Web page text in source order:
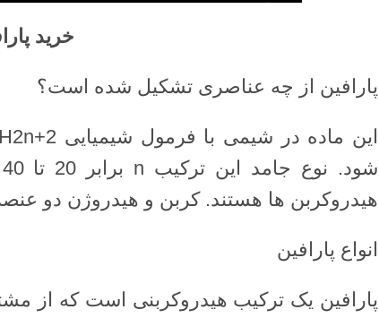
خرید
پارافین از چه عناصری تشکیل شده است؟
هیدروکربن ها هستند. کربن و هیدروژن دو
انواع پارافین
پارافین یک ترکیب هیدروکربنی است که از